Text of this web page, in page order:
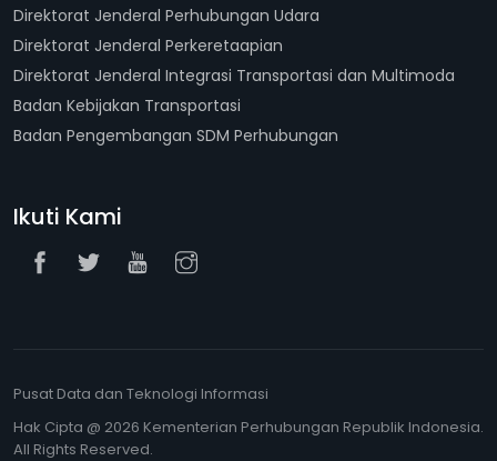
Direktorat Jenderal Perhubungan Udara
Direktorat Jenderal Perkeretaapian
Direktorat Jenderal Integrasi Transportasi dan Multimoda
Badan Kebijakan Transportasi
Badan Pengembangan SDM Perhubungan
Ikuti Kami
Pusat Data dan Teknologi Informasi
Hak Cipta @ 2026 Kementerian Perhubungan Republik Indonesia.
All Rights Reserved.